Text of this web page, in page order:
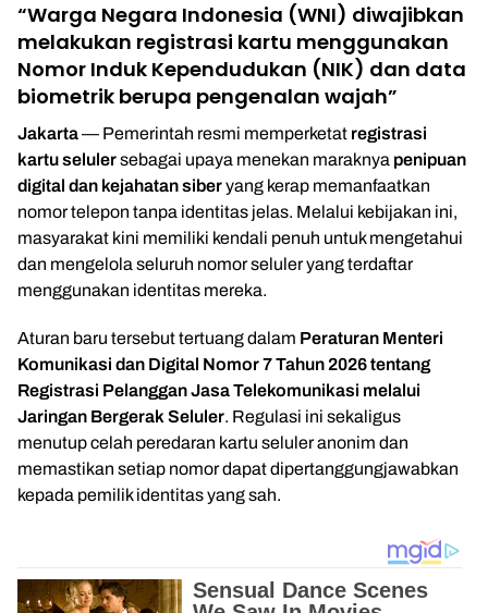
“Warga Negara Indonesia (WNI) diwajibkan
melakukan registrasi kartu menggunakan
Nomor Induk Kependudukan (NIK) dan data
biometrik berupa pengenalan wajah”
Jakarta— Pemerintah resmi memperketat registrasi
kartu selulersebagai upaya menekan maraknya penipuan
digital dan kejahatan siberyang kerap memanfaatkan
nomor telepon tanpa identitas jelas. Melalui kebijakan ini,
masyarakat kini memiliki kendali penuh untuk mengetahui
dan mengelola seluruh nomor seluler yang terdaftar
menggunakan identitas mereka.
Aturan baru tersebut tertuang dalam Peraturan Menteri
Komunikasi dan Digital Nomor 7 Tahun 2026 tentang
Registrasi Pelanggan Jasa Telekomunikasi melalui
Jaringan Bergerak Seluler. Regulasi ini sekaligus
menutup celah peredaran kartu seluler anonim dan
memastikan setiap nomor dapat dipertanggungjawabkan
kepada pemilik identitas yang sah.